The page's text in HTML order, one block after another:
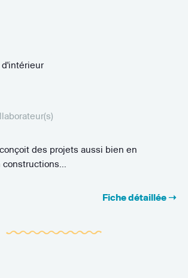
conçoit des projets aussi bien en
Fiche détaillée ➝